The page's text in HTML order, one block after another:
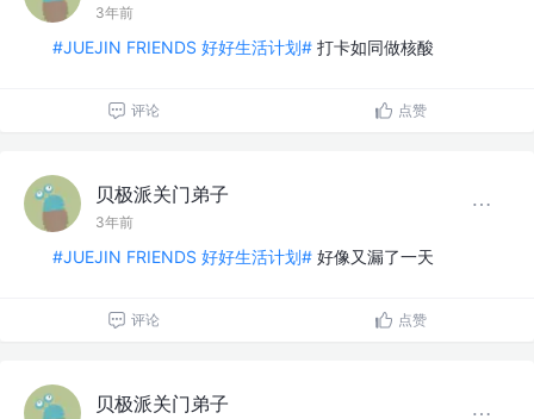
3年前
#JUEJIN FRIENDS 好好生活计划# 打卡如同做核酸
评论 点赞
贝极派关门弟子
3年前
#JUEJIN FRIENDS 好好生活计划# 好像又漏了一天
评论 点赞
贝极派关门弟子